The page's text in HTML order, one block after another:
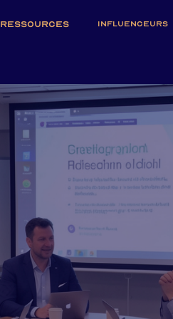
RESSOURCES INFLUENCEURS